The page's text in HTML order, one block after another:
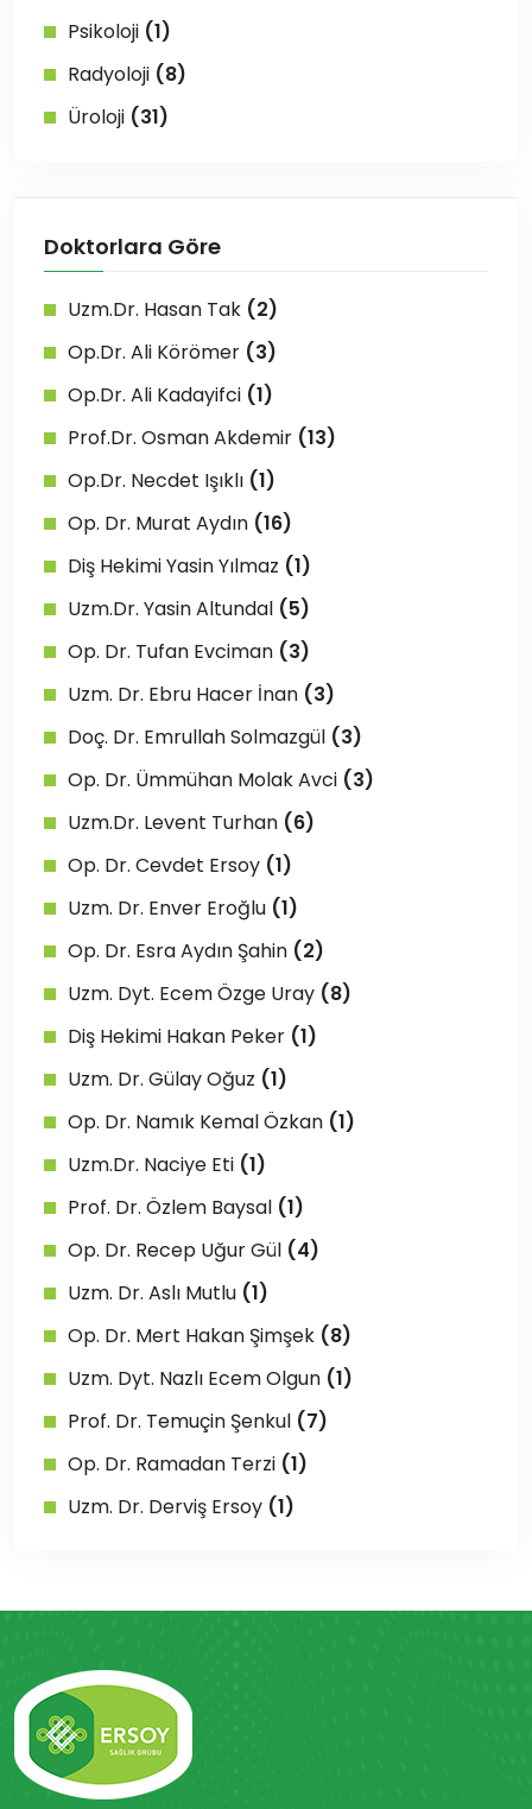
Psikoloji (1)
Radyoloji (8)
Üroloji (31)
Doktorlara Göre
Uzm.Dr. Hasan Tak (2)
Op.Dr. Ali Körömer (3)
Op.Dr. Ali Kadayifci (1)
Prof.Dr. Osman Akdemir (13)
Op.Dr. Necdet Işıklı (1)
Op. Dr. Murat Aydın (16)
Diş Hekimi Yasin Yılmaz (1)
Uzm.Dr. Yasin Altundal (5)
Op. Dr. Tufan Evciman (3)
Uzm. Dr. Ebru Hacer İnan (3)
Doç. Dr. Emrullah Solmazgül (3)
Op. Dr. Ümmühan Molak Avci (3)
Uzm.Dr. Levent Turhan (6)
Op. Dr. Cevdet Ersoy (1)
Uzm. Dr. Enver Eroğlu (1)
Op. Dr. Esra Aydın Şahin (2)
Uzm. Dyt. Ecem Özge Uray (8)
Diş Hekimi Hakan Peker (1)
Uzm. Dr. Gülay Oğuz (1)
Op. Dr. Namık Kemal Özkan (1)
Uzm.Dr. Naciye Eti (1)
Prof. Dr. Özlem Baysal (1)
Op. Dr. Recep Uğur Gül (4)
Uzm. Dr. Aslı Mutlu (1)
Op. Dr. Mert Hakan Şimşek (8)
Uzm. Dyt. Nazlı Ecem Olgun (1)
Prof. Dr. Temuçin Şenkul (7)
Op. Dr. Ramadan Terzi (1)
Uzm. Dr. Derviş Ersoy (1)